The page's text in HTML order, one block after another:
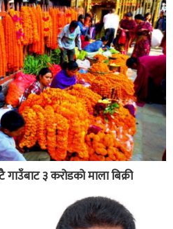
३ करोडको माला बिक्री